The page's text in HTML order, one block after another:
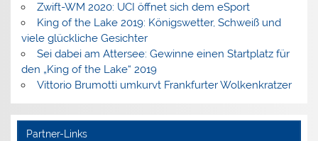
Zwift-WM 2020: UCI öffnet sich dem eSport
King of the Lake 2019: Königswetter, Schweiß und
viele glückliche Gesichter
Sei dabei am Attersee: Gewinne einen Startplatz für
den „King of the Lake“ 2019
Vittorio Brumotti umkurvt Frankfurter Wolkenkratzer
Partner-Links